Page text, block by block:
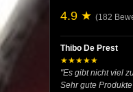
4.9 ★ (182
Thibo De Prest
★★★★★
"Es gibt nicht viel
Sehr gute